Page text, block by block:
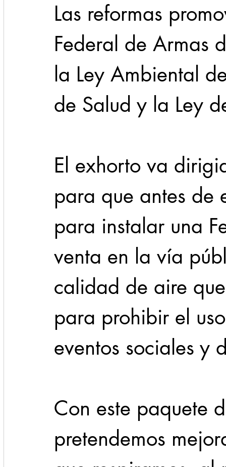
Las reformas
Federal de Armas
la Ley Ambiental
de Salud y la Ley
El exhorto va
para que antes de
para instalar una
venta en la vía
calidad de aire
para prohibir el
eventos sociales y
Con este paquete
pretendemos